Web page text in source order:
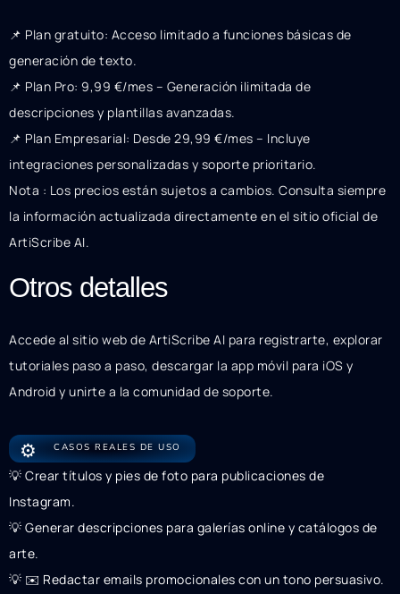
⚙️ CASOS REALES DE USO
💡 Crear títulos y pies de foto para publicaciones de
Instagram.
💡 Generar descripciones para galerías online y catálogos de
arte.
💡 ✉️ Redactar emails promocionales con un tono persuasivo.
📌 Plan gratuito: Acceso limitado a funciones básicas de
generación de texto.
📌 Plan Pro: 9,99 €/mes – Generación ilimitada de
descripciones y plantillas avanzadas.
📌 Plan Empresarial: Desde 29,99 €/mes – Incluye
integraciones personalizadas y soporte prioritario.
Nota : Los precios están sujetos a cambios. Consulta siempre
la información actualizada directamente en el sitio oficial de
ArtiScribe AI.
Otros detalles
Accede al sitio web de ArtiScribe AI para registrarte, explorar
tutoriales paso a paso, descargar la app móvil para iOS y
Android y unirte a la comunidad de soporte.